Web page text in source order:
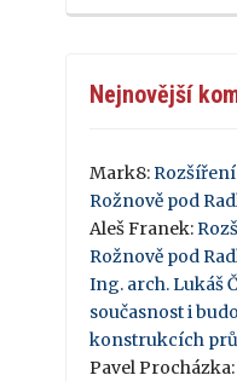
Nejnovější
Mark8:
Rožnově pod
Aleš Franek:
Rožnově pod
Ing. arch. Lukáš
současnost i
konstrukcích
Pavel Procházka: